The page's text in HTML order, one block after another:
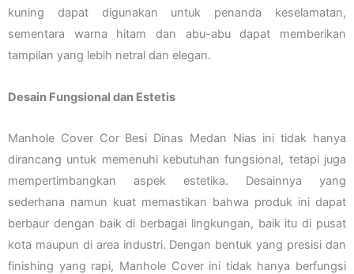
kuning dapat digunakan untuk penanda keselamatan,
sementara warna hitam dan abu-abu dapat memberikan
tampilan yang lebih netral dan elegan.
Desain Fungsional dan Estetis
Manhole Cover Cor Besi Dinas Medan Nias ini tidak hanya
dirancang untuk memenuhi kebutuhan fungsional, tetapi juga
mempertimbangkan aspek estetika. Desainnya yang
sederhana namun kuat memastikan bahwa produk ini dapat
berbaur dengan baik di berbagai lingkungan, baik itu di pusat
kota maupun di area industri. Dengan bentuk yang presisi dan
finishing yang rapi, Manhole Cover ini tidak hanya berfungsi